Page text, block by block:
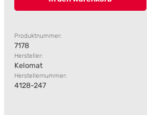
Produktnummer:
7178
Hersteller:
Kelomat
Herstellernummer:
4128-247